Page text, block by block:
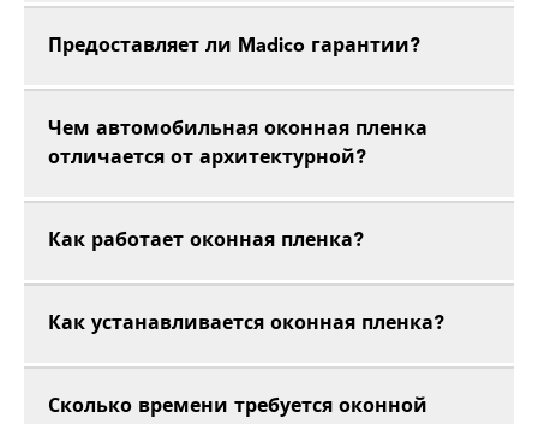
Предоставляет ли Madico гарантии?
Чем автомобильная оконная пленка
отличается от архитектурной?
Как работает оконная пленка?
Как устанавливается оконная пленка?
Сколько времени требуется оконной